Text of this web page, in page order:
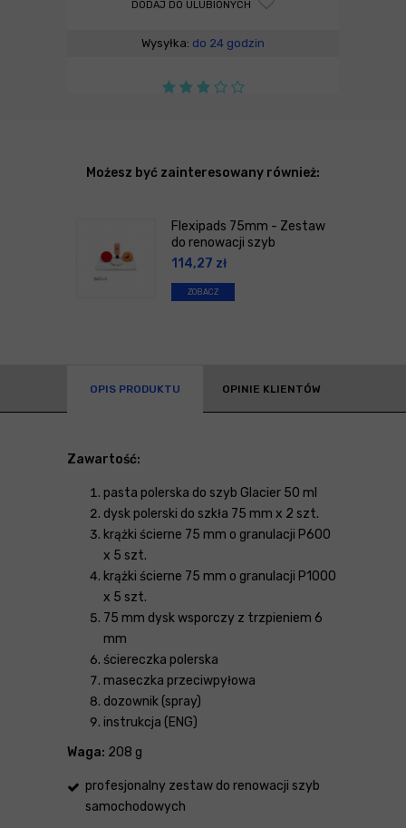
DODAJ DO ULUBIONYCH
Wysyłka: do 24 godzin
Możesz być zainteresowany również:
Flexipads 75mm - Zestaw
do renowacji szyb
114,27 zł
ZOBACZ
OPIS PRODUKTU OPINIE KLIENTÓW
Zawartość:
pasta polerska do szyb Glacier 50 ml
dysk polerski do szkła 75 mm x 2 szt.
krążki ścierne 75 mm o granulacji P600
x 5 szt.
krążki ścierne 75 mm o granulacji P1000
x 5 szt.
75 mm dysk wsporczy z trzpieniem 6
mm
ściereczka polerska
maseczka przeciwpyłowa
dozownik (spray)
instrukcja (ENG)
Waga: 208 g
profesjonalny zestaw do renowacji szyb
samochodowych